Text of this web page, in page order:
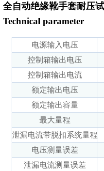
全自动绝缘靴手套耐压
Technical parameter
电源输入电压
控制箱输出电压
控制箱输出电流
额定输出电压
额定输出容量
最大量程
泄漏电流带脱扣系统量程
电压测量误差
泄漏电流测量误差